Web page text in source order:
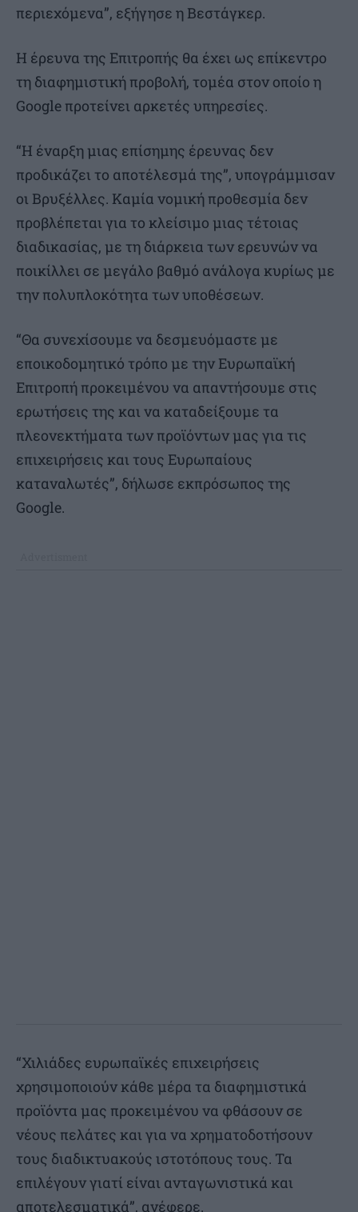
περιεχόμενα”, εξήγησε η Βεστάγκερ.
Η έρευνα της Επιτροπής θα έχει ως επίκεντρο
τη διαφημιστική προβολή, τομέα στον οποίο η
Google προτείνει αρκετές υπηρεσίες.
“Η έναρξη μιας επίσημης έρευνας δεν
προδικάζει το αποτέλεσμά της”, υπογράμμισαν
οι Βρυξέλλες. Καμία νομική προθεσμία δεν
προβλέπεται για το κλείσιμο μιας τέτοιας
διαδικασίας, με τη διάρκεια των ερευνών να
ποικίλλει σε μεγάλο βαθμό ανάλογα κυρίως με
την πολυπλοκότητα των υποθέσεων.
“Θα συνεχίσουμε να δεσμευόμαστε με
εποικοδομητικό τρόπο με την Ευρωπαϊκή
Επιτροπή προκειμένου να απαντήσουμε στις
ερωτήσεις της και να καταδείξουμε τα
πλεονεκτήματα των προϊόντων μας για τις
επιχειρήσεις και τους Ευρωπαίους
καταναλωτές”, δήλωσε εκπρόσωπος της
Google.
“Χιλιάδες ευρωπαϊκές επιχειρήσεις
χρησιμοποιούν κάθε μέρα τα διαφημιστικά
προϊόντα μας προκειμένου να φθάσουν σε
νέους πελάτες και για να χρηματοδοτήσουν
τους διαδικτυακούς ιστοτόπους τους. Τα
επιλέγουν γιατί είναι ανταγωνιστικά και
αποτελεσματικά”, ανέφερε.